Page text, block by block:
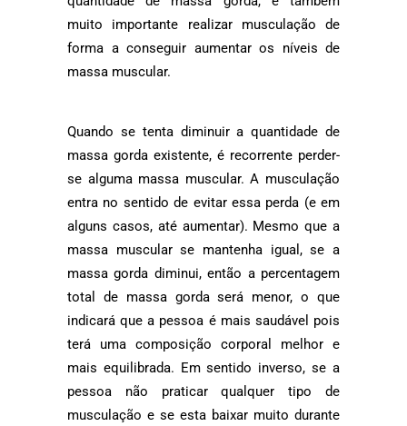
muito importante realizar musculação de
forma a conseguir aumentar os níveis de
massa muscular.
Quando se tenta diminuir a quantidade de
massa gorda existente, é recorrente perder-
se alguma massa muscular. A musculação
entra no sentido de evitar essa perda (e em
alguns casos, até aumentar). Mesmo que a
massa muscular se mantenha igual, se a
massa gorda diminui, então a percentagem
total de massa gorda será menor, o que
indicará que a pessoa é mais saudável pois
terá uma composição corporal melhor e
mais equilibrada. Em sentido inverso, se a
pessoa não praticar qualquer tipo de
musculação e se esta baixar muito durante